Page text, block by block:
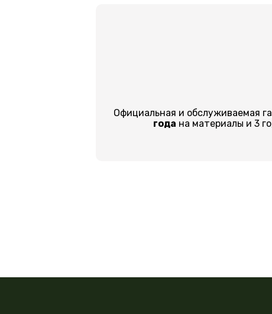
Официальная и обслуживаемая
года на материалы и 3